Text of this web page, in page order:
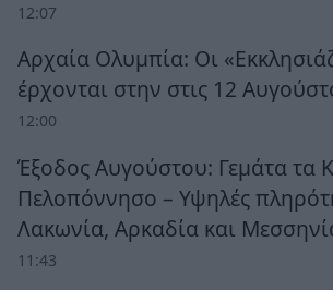
12:07
Αρχαία Ολυμπία: Οι
έρχονται στην στις 12
12:00
Έξοδος Αυγούστου: Γεμάτα τα
Πελοπόννησο – Υψηλές
Λακωνία, Αρκαδία και
11:43